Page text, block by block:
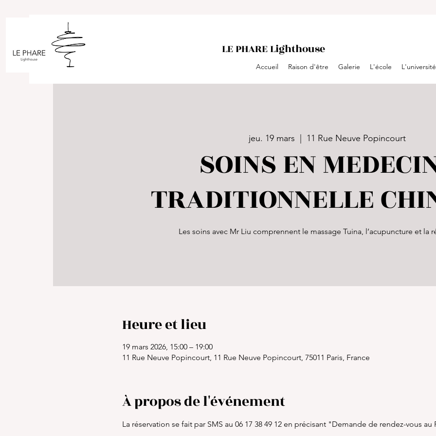
LE PHARE Lighthouse
Accueil Raison d'être Galerie L'école L'université
jeu. 19 mars 11 Rue Neuve Popincourt
SOINS EN
TRADITIONNELLE
Les soins avec Mr Liu comprennent le massage Tuina, l’acupuncture et la
Heure et lieu
19 mars 2026, 15:00 – 19:00
11 Rue Neuve Popincourt, 11 Rue Neuve Popincourt, 75011 Paris, France
À propos de l'événement
La réservation se fait par SMS au 06 17 38 49 12 en précisant "Demande de rendez-vous au